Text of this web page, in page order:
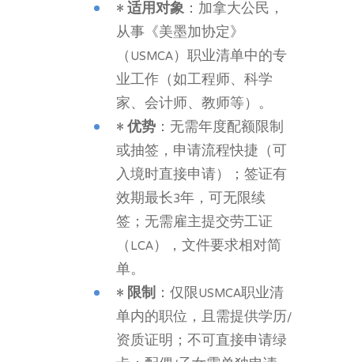
•适用对象 ：加拿大公民，
从事《美墨加协定》
（USMCA）职业清单中的专
业工作（如工程师、科学
家、会计师、教师等）。
•优势 ：无需年度配额限制
或抽签，申请流程快捷（可
入境时直接申请）；签证有
效期最长3年，可无限续
签；无需雇主提交劳工证
（LCA），文件要求相对简
单。
•限制 ：仅限USMCA职业清
单内的职位，且需提供学历/
资质证明；不可直接申请绿